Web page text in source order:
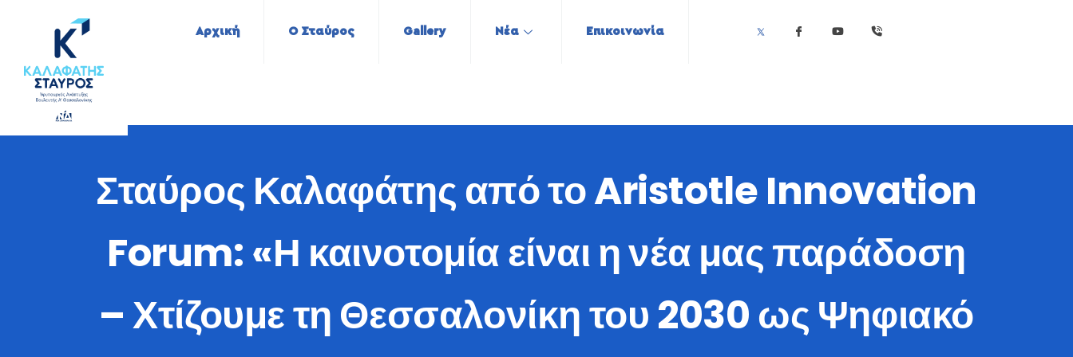
Αρχική Ο Σταύρος Gallery Νέα Επικοινωνία
Σταύρος Καλαφάτης από το Aristotle Innovation
Forum: «Η καινοτομία είναι η νέα μας παράδοση
– Χτίζουμε τη Θεσσαλονίκη του 2030 ως Ψηφιακό